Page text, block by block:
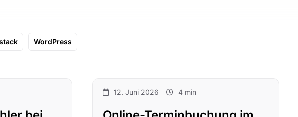
WordPress
12. Juni 2026 4 min